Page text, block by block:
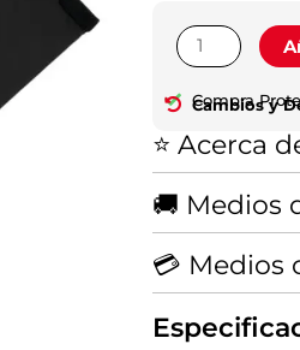
Bolsa
De
Para
Herramientas
Hilux
Original
Toyota
cantidad
Compra
Cambios y
⭐ Acerca
🚚 Medios
💳 Medios